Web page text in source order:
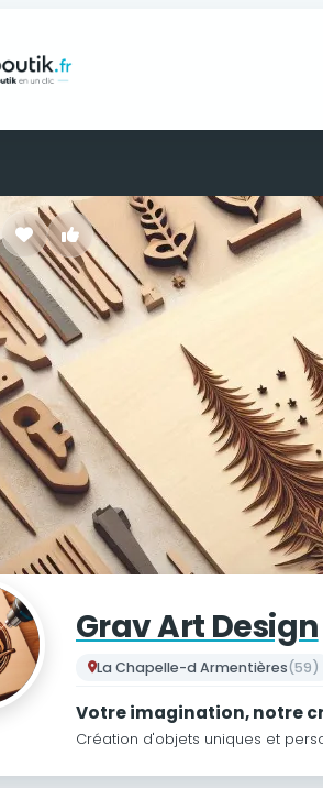
Grav Art Design
La Chapelle-d Armentières(59)
Votre imagination, notre
Création d'objets uniques et